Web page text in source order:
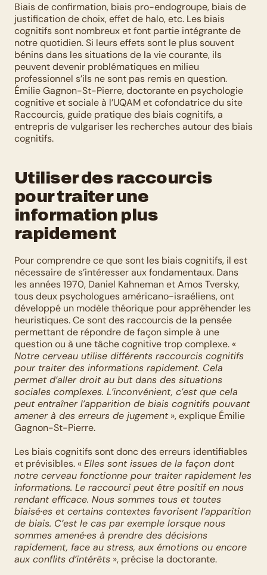
Biais de confirmation, biais pro-endogroupe, biais de
justification de choix, effet de halo, etc. Les biais
cognitifs sont nombreux et font partie intégrante de
notre quotidien. Si leurs effets sont le plus souvent
bénins dans les situations de la vie courante, ils
peuvent devenir problématiques en milieu
professionnel s’ils ne sont pas remis en question.
Émilie Gagnon-St-Pierre, doctorante en psychologie
cognitive et sociale à l’UQAM et cofondatrice du site
Raccourcis, guide pratique des biais cognitifs, a
entrepris de vulgariser les recherches autour des biais
cognitifs.
Utiliser des raccourcis
pour traiter une
information plus
rapidement
Pour comprendre ce que sont les biais cognitifs, il est
nécessaire de s’intéresser aux fondamentaux. Dans
les années 1970, Daniel Kahneman et Amos Tversky,
tous deux psychologues américano-israéliens, ont
développé un modèle théorique pour appréhender les
heuristiques. Ce sont des raccourcis de la pensée
permettant de répondre de façon simple à une
Notre cerveau utilise différents raccourcis cognitifs
pour traiter des informations rapidement. Cela
permet d’aller droit au but dans des situations
sociales complexes. L’inconvénient, c’est que cela
peut entraîner l’apparition de biais cognitifs pouvant
amener à des erreurs de jugement », explique Émilie
Gagnon-St-Pierre.
Les biais cognitifs sont donc des erreurs identifiables
et prévisibles. « Elles sont issues de la façon dont
notre cerveau fonctionne pour traiter rapidement les
informations. Le raccourci peut être positif en nous
rendant efficace. Nous sommes tous et toutes
biaisé·es et certains contextes favorisent l’apparition
de biais. C’est le cas par exemple lorsque nous
sommes amené·es à prendre des décisions
rapidement, face au stress, aux émotions ou encore
aux conflits d’intérêts », précise la doctorante.